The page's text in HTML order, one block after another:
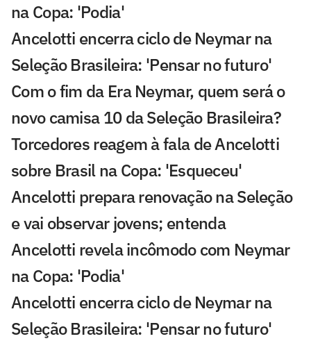
na Copa: 'Podia'
Ancelotti encerra ciclo de Neymar na
Seleção Brasileira: 'Pensar no futuro'
Com o fim da Era Neymar, quem será o
novo camisa 10 da Seleção Brasileira?
Torcedores reagem à fala de Ancelotti
sobre Brasil na Copa: 'Esqueceu'
Ancelotti prepara renovação na Seleção
e vai observar jovens; entenda
Ancelotti revela incômodo com Neymar
na Copa: 'Podia'
Ancelotti encerra ciclo de Neymar na
Seleção Brasileira: 'Pensar no futuro'